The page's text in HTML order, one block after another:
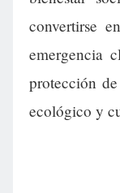
convertirse
emergencia
protección
ecológico y